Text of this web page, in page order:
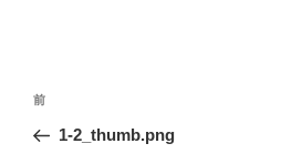
投
ナ
前
の
前
1-2_thumb.png